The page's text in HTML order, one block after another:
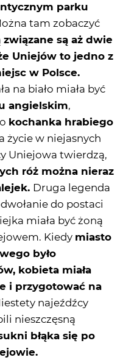
parku
tam zobaczyć
związane są aż dwie
Uniejów to jedno z
w Polsce.
na biało miała być
angielskim,
kochanka hrabiego
życie w niejasnych
Uniejowa twierdzą,
róż można nieraz
Druga legenda
do postaci
miała być żoną
Kiedy miasto
było
kobieta miała
i przygotować na
najeźdźcy
nieszczęsną
błąka się po